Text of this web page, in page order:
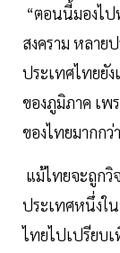
“ตอนนี้มองไป
สงคราม หลาย
ประเทศไทยยัง
ของภูมิภาค เพ
ของไทยมากก
แม้ไทยจะถูกวิ
ประเทศหนึ่งใ
ไทยไปเปรียบ